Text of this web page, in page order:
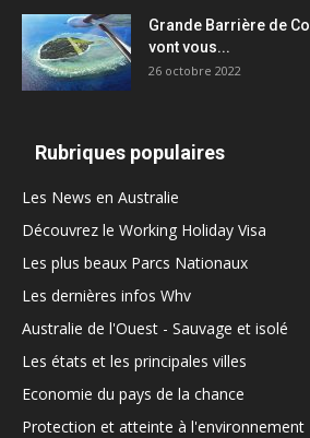
Grande Barrière de
vont vous...
26 octobre 2022
Rubriques populaires
Les News en Australie
Découvrez le Working Holiday Visa
Les plus beaux Parcs Nationaux
Les dernières infos Whv
Australie de l'Ouest - Sauvage et isolé
Les états et les principales villes
Economie du pays de la chance
Protection et atteinte à l'environnement